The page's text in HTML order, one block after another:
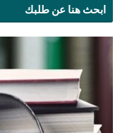
ابحث هنا عن طلبك